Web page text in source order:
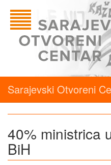
Sarajevski Otvoreni
40% ministrica
BiH